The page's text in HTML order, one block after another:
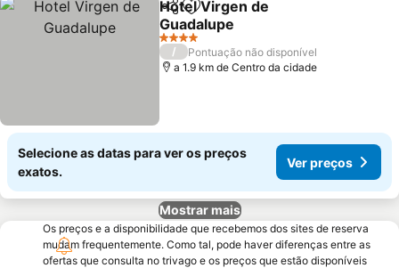
PartilharAdicionar aos favoritos
Hotel Virgen de
Guadalupe
Ver preços
4 Estrelas
/
Pontuação não disponível
a 1.9 km de Centro da cidade
Selecione as datas para ver os preços
exatos.
Ver preços
Mostrar mais
Os preços e a disponibilidade que recebemos dos sites de reserva
mudam frequentemente. Como tal, pode haver diferenças entre as
ofertas que consulta no trivago e os preços que estão disponíveis